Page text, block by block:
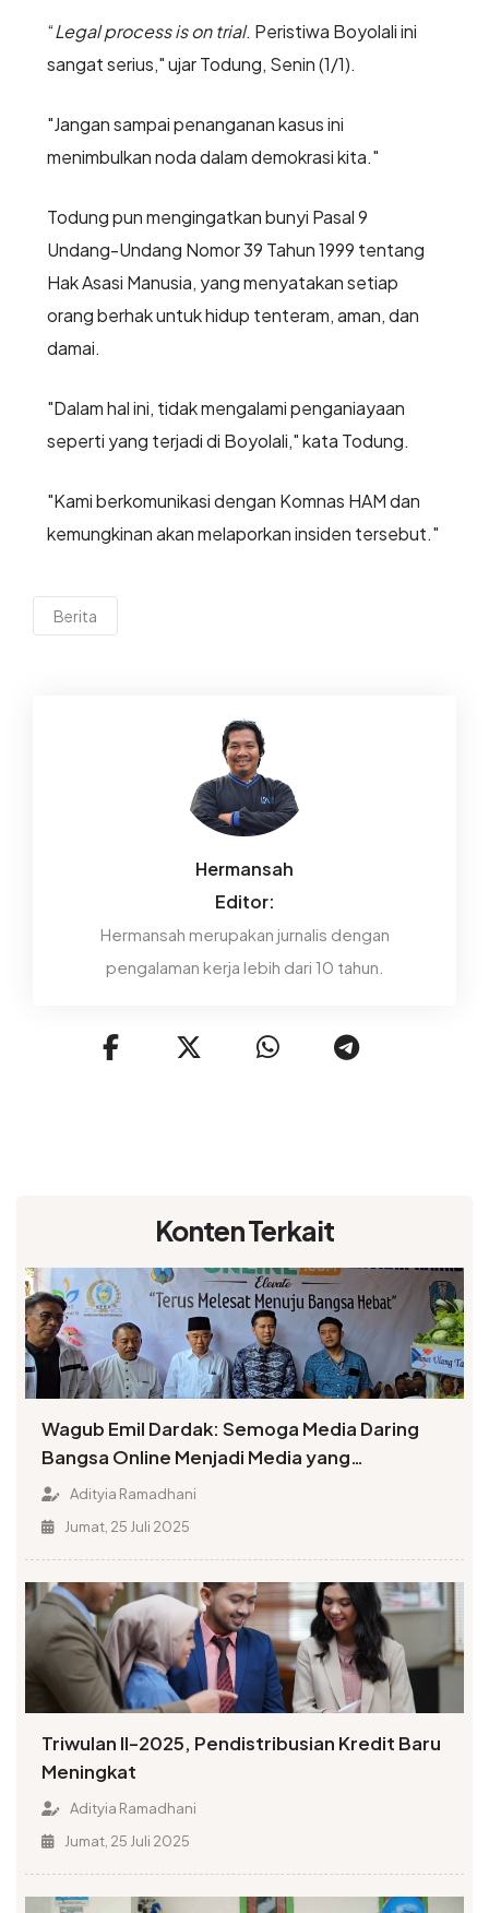
“Legal process is on trial. Peristiwa Boyolali ini
sangat serius," ujar Todung, Senin (1/1).
"Jangan sampai penanganan kasus ini
menimbulkan noda dalam demokrasi kita."
Todung pun mengingatkan bunyi Pasal 9
Undang-Undang Nomor 39 Tahun 1999 tentang
Hak Asasi Manusia, yang menyatakan setiap
orang berhak untuk hidup tenteram, aman, dan
damai.
"Dalam hal ini, tidak mengalami penganiayaan
seperti yang terjadi di Boyolali," kata Todung.
"Kami berkomunikasi dengan Komnas HAM dan
kemungkinan akan melaporkan insiden tersebut."
Berita
Hermansah
Editor:
Hermansah merupakan jurnalis dengan
pengalaman kerja lebih dari 10 tahun.
Konten Terkait
Wagub Emil Dardak: Semoga Media Daring
Bangsa Online Menjadi Media yang
Menyenangkan Hati Masyarakat
Adityia Ramadhani
Jumat, 25 Juli 2025
Triwulan II-2025, Pendistribusian Kredit Baru
Meningkat
Adityia Ramadhani
Jumat, 25 Juli 2025